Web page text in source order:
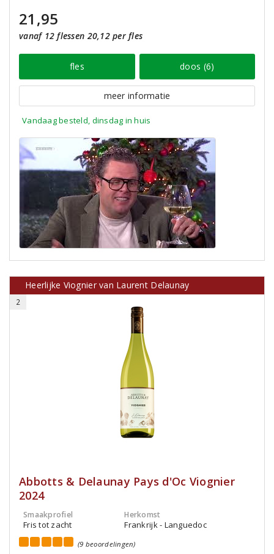
21,95
vanaf 12 flessen 20,12 per fles
fles doos (6)
meer informatie
Vandaag besteld, dinsdag in huis
Heerlijke Viognier van Laurent Delaunay
2
Abbotts & Delaunay Pays d'Oc Viognier
2024
Smaakprofiel
Fris tot zacht
Herkomst
Frankrijk - Languedoc
(9 beoordelingen)